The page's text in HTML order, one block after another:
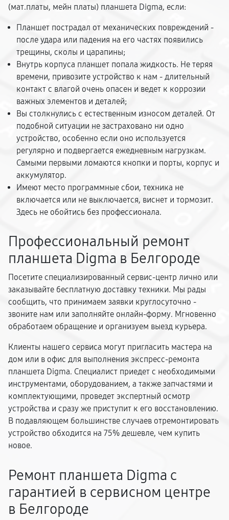
(мат.платы, мейн платы) планшета Digma, если:
Планшет пострадал от механических повреждений -
после удара или падения на его частях появились
трещины, сколы и царапины;
Внутрь корпуса планшет попала жидкость. Не теряя
времени, привозите устройство к нам - длительный
контакт с влагой очень опасен и ведет к коррозии
важных элементов и деталей;
Вы столкнулись с естественным износом деталей. От
подобной ситуации не застраховано ни одно
устройство, особенно если оно используется
регулярно и подвергается ежедневным нагрузкам.
Самыми первыми ломаются кнопки и порты, корпус и
аккумулятор.
Имеют место программные сбои, техника не
включается или не выключается, виснет и тормозит.
Здесь не обойтись без профессионала.
Профессиональный ремонт
планшета Digma в Белгороде
Посетите специализированный сервис-центр лично или
заказывайте бесплатную доставку техники. Мы рады
сообщить, что принимаем заявки круглосуточно -
звоните нам или заполняйте онлайн-форму. Мгновенно
обработаем обращение и организуем выезд курьера.
Клиенты нашего сервиса могут пригласить мастера на
дом или в офис для выполнения экспресс-ремонта
планшета Digma. Специалист приедет с необходимыми
инструментами, оборудованием, а также запчастями и
комплектующими, проведет экспертный осмотр
устройства и сразу же приступит к его восстановлению.
В подавляющем большинстве случаев отремонтировать
устройство обходится на 75% дешевле, чем купить
новое.
Ремонт планшета Digma с
гарантией в сервисном центре
в Белгороде